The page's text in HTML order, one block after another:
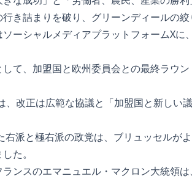
き詰まりを破り、グリーンディールの
ーシャルメディアプラットフォームXに
て、加盟国と欧州委員会との最終ラウン
改正は広範な協議と「加盟国と新しい
派と極右派の政党は、ブリュッセルが
た。
ンスのエマニュエル・マクロン大統領